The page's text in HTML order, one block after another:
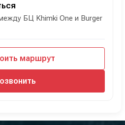
БЦ Khimki One и Burger
маршрут